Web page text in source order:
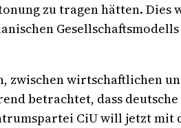
zu tragen hätten. Dies
zwischen wirtschaftlichen
betrachtet, dass
CiU will jetzt mit